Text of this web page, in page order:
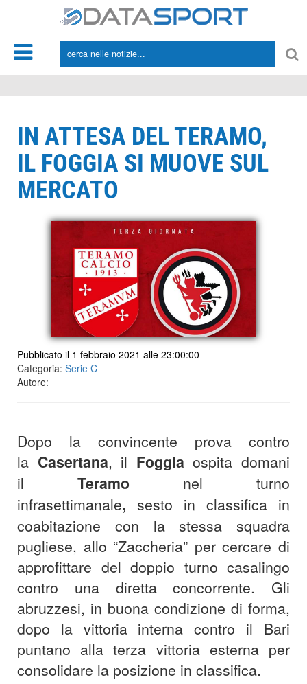
IN ATTESA DEL TERAMO,
IL FOGGIA SI MUOVE SUL
MERCATO
Pubblicato il 1 febbraio 2021 alle 23:00:00
Categoria: Serie C
Autore:
Dopo la convincente prova contro
la Casertana, il Foggia ospita domani
il Teramo nel turno
infrasettimanale, sesto in classifica in
coabitazione con la stessa squadra
pugliese, allo “Zaccheria” per cercare di
approfittare del doppio turno casalingo
contro una diretta concorrente. Gli
abruzzesi, in buona condizione di forma,
dopo la vittoria interna contro il Bari
puntano alla terza vittoria esterna per
consolidare la posizione in classifica.